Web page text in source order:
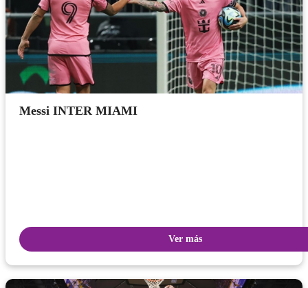
Messi INTER MIAMI
Ver más